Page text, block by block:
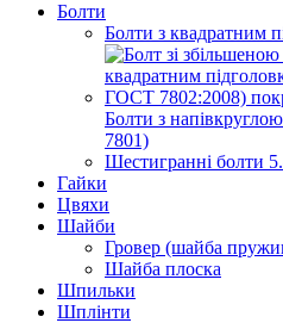
Болти
Болти з квадратним
Болти з
7801)
Шестигранні болти
Гайки
Цвяхи
Шайби
Гровер (шайба
Шайба плоска
Шпильки
Шплінти